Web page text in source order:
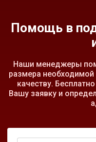
Помощь в
Наши менеджеры
размера необходимой
качеству.
Вашу заявку и